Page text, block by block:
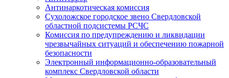
Антинаркотическая комиссия
Сухоложское городское звено Свердловской
областной подсистемы РСЧС
Комиссия по предупреждению и ликвидации
чрезвычайных ситуаций и обеспечению пожарной
безопасности
Электронный информационно-образовательный
комплекс Cвердловской области